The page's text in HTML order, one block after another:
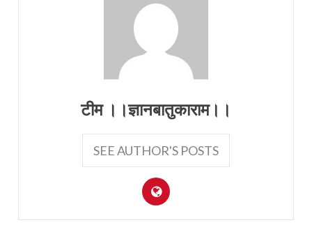
टीम ।।ज्ञानबातुकाराम।।
SEE AUTHOR'S POSTS